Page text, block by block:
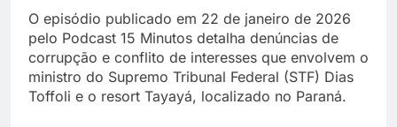
O episódio publicado em 22 de janeiro de 2026
pelo Podcast 15 Minutos detalha denúncias de
corrupção e conflito de interesses que envolvem o
ministro do Supremo Tribunal Federal (STF) Dias
Toffoli e o resort Tayayá, localizado no Paraná.